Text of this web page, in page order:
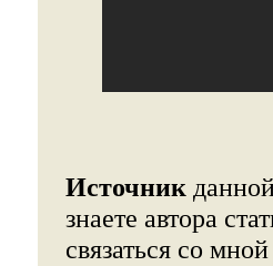
Источник
знаете автора
связаться со